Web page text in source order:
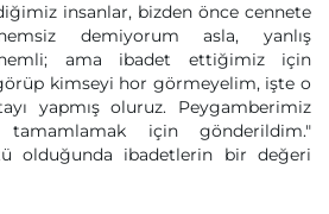
insanlar, bizden önce cennete
demiyorum asla, yanlış
ama ibadet ettiğimiz için
kimseyi hor görmeyelim, işte o
yapmış oluruz. Peygamberimiz
için gönderildim."
olduğunda ibadetlerin bir değeri